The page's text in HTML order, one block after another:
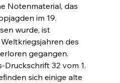
Notenmaterial, das
im 19.
wurde, ist
des
gegangen.
Druckschrift 32 vom 1.
sich einige alte